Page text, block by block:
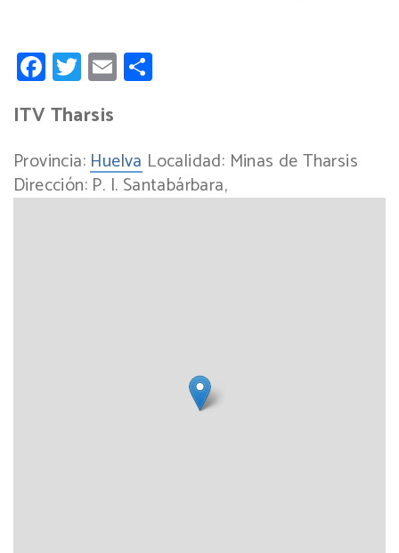
Facebook
Twitter
Email
ITV Tharsis
Provincia: Huelva Localidad: Minas de Tharsis
Dirección: P. I. Santabárbara,